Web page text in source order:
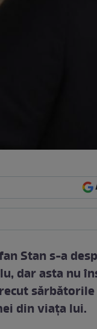
Stan s-a
dar asta nu
din viaţa lui.